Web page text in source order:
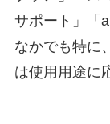
サポート」「
なかでも特に
は使用用途に